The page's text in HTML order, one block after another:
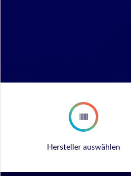
Hersteller auswählen